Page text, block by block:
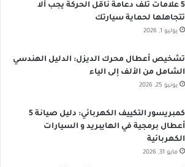
5 علامات تلف دعامة ناقل الحركة يجب ألا
تتجاهلها لحماية سيارتك
يوليو 1, 2026
تشخيص أعطال محرك الديزل: الدليل الهندسي
الشامل من الألف إلى الياء
يونيو 25, 2026
كمبريسور التكييف الكهربائي: دليل صيانة 5
أعطال برمجية في الهايبريد و السيارات
الكهربائية
مايو 31, 2026